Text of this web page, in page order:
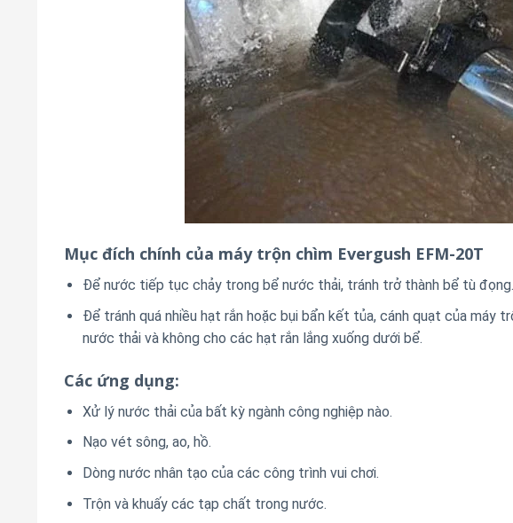
Mục đích chính của máy trộn chìm Evergush EFM-20T
Để nước tiếp tục chảy trong bể nước thải, tránh trở thành bể tù đọng.
Để tránh quá nhiều hạt rắn hoặc bụi bẩn kết tủa, cánh quạt của máy
nước thải và không cho các hạt rắn lắng xuống dưới bể.
Các ứng dụng:
Xử lý nước thải của bất kỳ ngành công nghiệp nào.
Nạo vét sông, ao, hồ.
Dòng nước nhân tạo của các công trình vui chơi.
Trộn và khuấy các tạp chất trong nước.